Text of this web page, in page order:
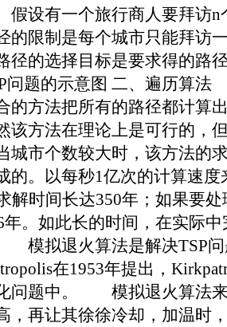
假设有一个旅行商人要拜访
的限制是每个城市只能拜访
径的选择目标是要求得的路
问题的示意图 二、遍历算
的方法把所有的路径都计算
该方法在理论上是可行的，
城市个数较大时，该方法的
的。以每秒1亿次的计算速度
解时间长达350年；如果要
年。如此长的时间，在实际
拟退火算法是解决TSP问
在1953年提出，
问题中。 模拟退火算法来
，再让其徐徐冷却，加温时